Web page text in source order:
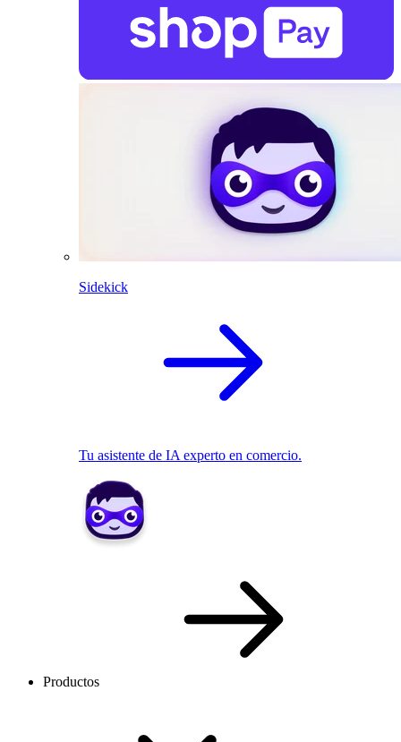
Sidekick
Tu asistente de IA experto en comercio.
Productos